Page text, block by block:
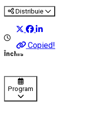
Distribuie
Copied!
Închis
Program